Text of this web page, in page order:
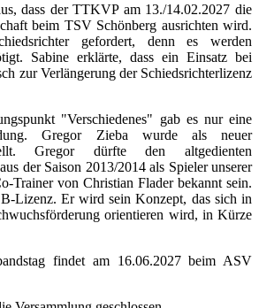
dass der TTKVP am 13./14.02.2027 die
beim TSV Schönberg ausrichten wird.
gefordert, denn es werden
Sabine erklärte, dass ein Einsatz bei
zur Verlängerung der Schiedsrichterlizenz
"Verschiedenes" gab es nur eine
Gregor Zieba wurde als neuer
Gregor dürfte den altgedienten
der Saison 2013/2014 als Spieler unserer
Trainer von Christian Flader bekannt sein.
Lizenz. Er wird sein Konzept, das sich in
orientieren wird, in Kürze
findet am 16.06.2027 beim ASV